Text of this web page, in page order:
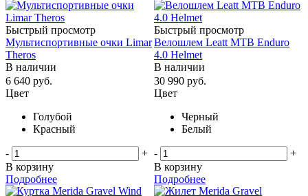
Быстрый просмотр
Мультиспортивные очки Limar
Theros
В наличии
6 640 руб.
Цвет
Голубой
Красный
-
+
В корзину
Подробнее
Быстрый просмотр
Велошлем Leatt MTB Enduro
4.0 Helmet
В наличии
30 990 руб.
Цвет
Черный
Белый
-
+
В корзину
Подробнее